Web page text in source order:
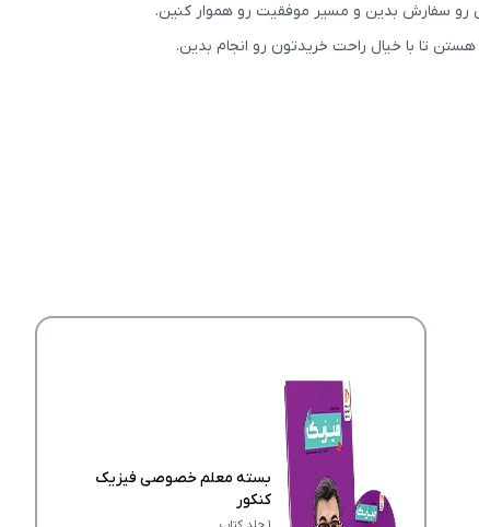
سفارش بدین و مسیر موفقیت رو هموار کنین.
تا با خیال راحت خریدتون رو انجام بدین.
سمیه زیباکلام
تدریس استاد بی‌نظیره. به راحتی مباحث رو درک
عکس محصول بسته معلم خصوصی فیزیک کنکور
بسته معلم خصوصی فیزیک
کنکور